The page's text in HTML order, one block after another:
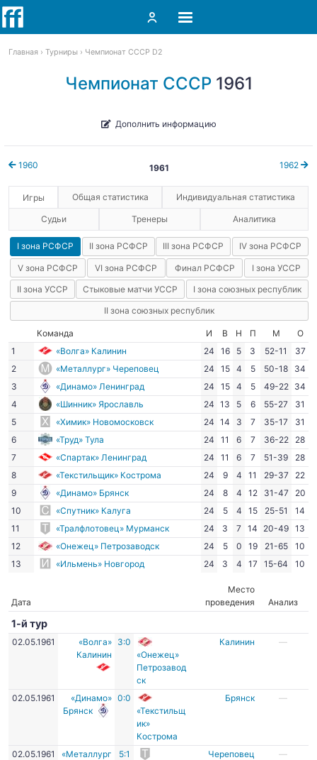
Главная Турниры Чемпионат СССР D2
Чемпионат СССР1961
Дополнить информацию
1960 1962
1961
Игры Общая статистика Индивидуальная статистика
Судьи Тренеры Аналитика
I зона РСФСР II зона РСФСР III зона РСФСР IV зона РСФСР
V зона РСФСР VI зона РСФСР Финал РСФСР I зона УССР
II зона УССР Стыковые матчи УССР I зона союзных республик
II зона союзных республик
Команда И В Н П М
О
1
«Волга» Калинин 24 16 5 3 52-11
37
2
«Металлург» Череповец 24 15 4 5 50-18
34
3
«Динамо» Ленинград 24 15 4 5 49-22
34
4
«Шинник» Ярославль 24 13 5 6 55-27
31
5
«Химик» Новомосковск 24 14 3 7 35-17
31
6
«Труд» Тула 24 11 6 7 36-22
28
7
«Спартак» Ленинград 24 11 6 7 51-39
28
8
«Текстильщик» Кострома 24 9 4 11 29-37
22
9
«Динамо» Брянск 24 8 4 12 31-47
20
10
«Спутник» Калуга 24 5 4 15 25-51
14
11
«Тралфлотовец» Мурманск 24 3 7 14 20-49 13
12
«Онежец» Петрозаводск 24 5 0 19 21-65
10
13
«Ильмень» Новгород 24 3 4 17 15-64 10
Дата
Место
проведения
Анализ
1-й тур
02.05.1961
«Волга»
Калинин
3:0
«Онежец»
Петрозавод
ск
Калинин —
02.05.1961
«Динамо»
Брянск
0:0
«Текстильщ
ик»
Кострома
Брянск —
02.05.1961
«Металлург
5:1
Череповец —